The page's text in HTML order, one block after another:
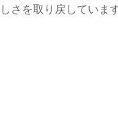
さを取り戻しています